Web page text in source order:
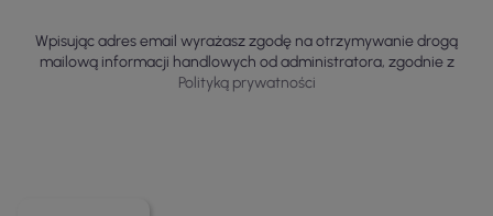
Wpisując adres email wyrażasz zgodę na otrzymywanie drogą
mailową informacji handlowych od administratora, zgodnie z
Polityką prywatności